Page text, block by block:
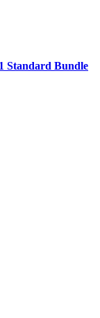
Standard Bundle